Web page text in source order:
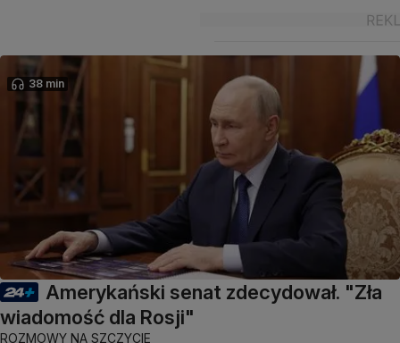
38 min
Amerykański senat zdecydował. "Zła
wiadomość dla Rosji"
ROZMOWY NA SZCZYCIE